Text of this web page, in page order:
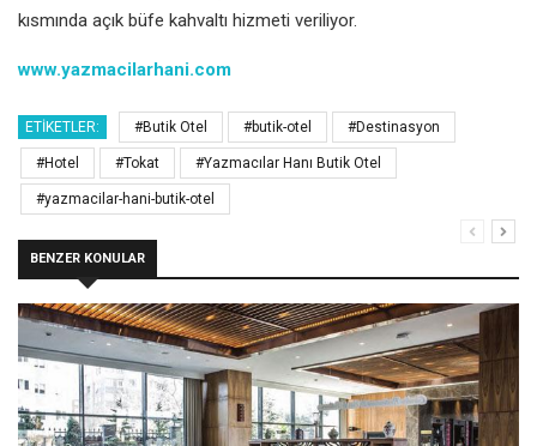
kısmında açık büfe kahvaltı hizmeti veriliyor.
www.yazmacilarhani.com
ETIKETLER: #Butik Otel #butik-otel #Destinasyon
#Hotel #Tokat #Yazmacılar Hanı Butik Otel
#yazmacilar-hani-butik-otel
BENZER KONULAR